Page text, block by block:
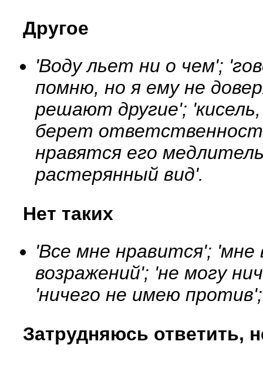
Другое
'Воду льет ни о чем';
помню, но я ему не
решают другие';
берет
нравятся его
растерянный вид'.
Нет таких
'Все мне нравится'; 'мне
возражений'; 'не могу
'ничего не имею
Затрудняюсь ответить,